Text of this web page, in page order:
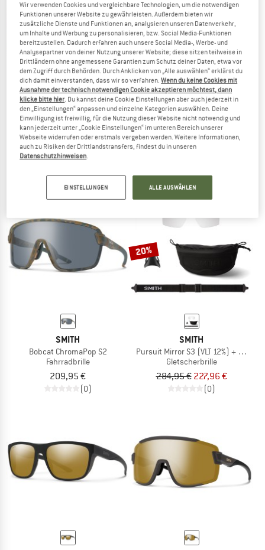
SMITH
Bobcat ChromaPop Mirror S1
Fahrradbrille
209,95 €
SMITH
Defy ChromaPop Mirror S3
Fahrradbrille
(0)
SMITH
Bobcat ChromaPop S2
Fahrradbrille
209,95 €
(0)
20%
SMITH
Pursuit Mirror S3 (VLT 12%) + S0 (VLT
Gletscherbrille
284,95 € 227,96 €
(0)
Wir verwenden Cookies und vergleichbare Technologien, um die notwendigen
Funktionen unserer Website zu gewährleisten. Außerdem bieten wir
zusätzliche Dienste und Funktionen an, analysieren unseren Datenverkehr,
um Inhalte und Werbung zu personalisieren, bzw. Social Media-Funktionen
bereitzustellen. Dadurch erfahren auch unsere Social Media-, Werbe- und
Analysepartner von deiner Nutzung unserer Website; diese sitzen teilweise in
Drittländern ohne angemessene Garantien zum Schutz deiner Daten, etwa vor
dem Zugriff durch Behörden. Durch Anklicken von „Alle auswählen“ erklärst du
dich damit einverstanden, dass wir so verfahren.Wenn du keine Cookies mit
Ausnahme der technisch notwendigen Cookie akzeptieren möchtest, dann
klicke bitte hier. Du kannst deine Cookie Einstellungen aber auch jederzeit in
den „Einstellungen“ anpassen und einzelne Kategorien auswählen. Deine
Einwilligung ist freiwillig, für die Nutzung dieser Website nicht notwendig und
kann jederzeit unter „Cookie Einstellungen“ im unteren Bereich unserer
Webseite widerrufen oder erstmals vergeben werden. Weitere Informationen,
auch zu Risiken der Drittlandstransfers, findest du in unseren
Datenschutzhinweisen.
EINSTELLUNGEN ALLE AUSWÄHLEN